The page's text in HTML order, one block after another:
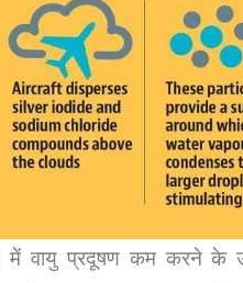
वायु प्रदूषण कम करने के